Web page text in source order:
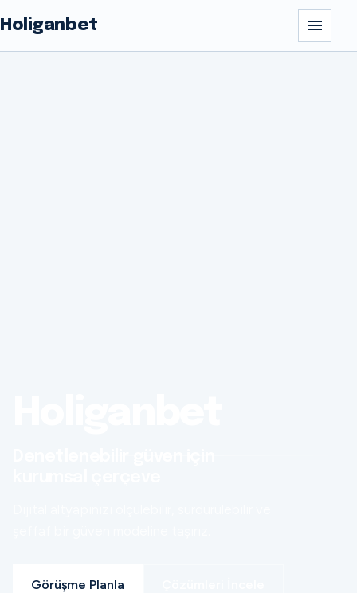
Holiganbet
Görüşme Planla